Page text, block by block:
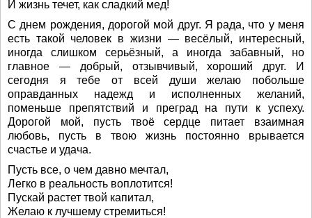
И жизнь течет, как сладкий мед!
С днем рождения, дорогой мой друг. Я рада, что у меня
есть такой человек в жизни — весёлый, интересный,
иногда слишком серьёзный, а иногда забавный, но
главное — добрый, отзывчивый, хороший друг. И
сегодня я тебе от всей души желаю побольше
оправданных надежд и исполненных желаний,
поменьше препятствий и преград на пути к успеху.
Дорогой мой, пусть твоё сердце питает взаимная
любовь, пусть в твою жизнь постоянно врывается
счастье и удача.
Пусть все, о чем давно мечтал,
Легко в реальность воплотится!
Пускай растет твой капитал,
Желаю к лучшему стремиться!